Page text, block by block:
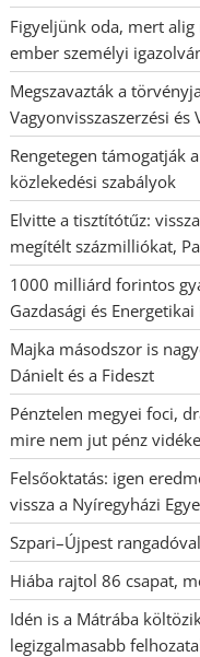
Figyeljünk oda, mert
ember személyi
Megszavazták a
Vagyonvisszaszerzési
Rengetegen támogatják
közlekedési szabályok
Elvitte a tisztítótűz:
megítélt százmilliókat,
1000 milliárd forintos
Gazdasági és
Majka másodszor is
Dánielt és a Fideszt
Pénztelen megyei foci,
mire nem jut pénz
Felsőoktatás: igen
vissza a Nyíregyházi
Szpari–Újpest
Hiába rajtol 86 csapat,
Idén is a Mátrába
legizgalmasabb